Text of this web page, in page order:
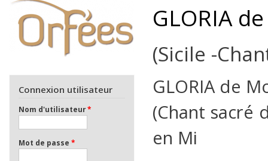
Connexion utilisateur
Nom d'utilisateur*
Mot de passe *
GLORIA
(Sicile -
GLORIA de
(Chant sacré
en Mi